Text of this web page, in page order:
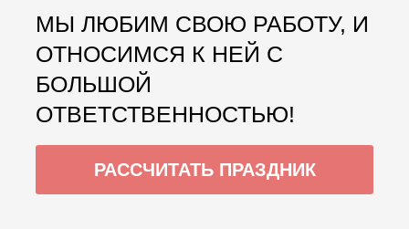
МЫ ЛЮБИМ СВОЮ РАБОТУ, И
ОТНОСИМСЯ К НЕЙ С
БОЛЬШОЙ
ОТВЕТСТВЕННОСТЬЮ!
РАССЧИТАТЬ ПРАЗДНИК